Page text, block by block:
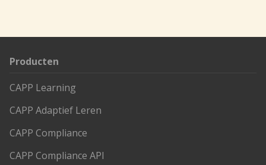
Onze service
Klanten
Klantenbestand
Resources
Producten
CAPP Learning
CAPP Adaptief Leren
CAPP Compliance
CAPP Compliance API